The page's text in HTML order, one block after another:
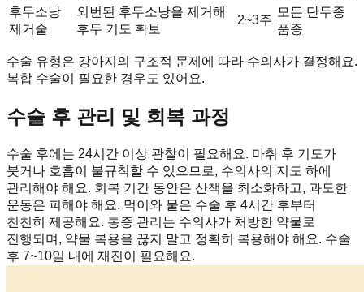
후두소낭
제거술
외번된 후두소낭을 제거해
후두 기도 확보
2~3주
모든 단두종
품종
수술 유형은 강아지의 구조적 문제에 따라 수의사가 결정해요.
복합 수술이 필요한 경우도 있어요.
수술 후 관리 및 회복 과정
수술 후에는 24시간 이상 관찰이 필요해요. 마취 후 기도가
붓거나 호흡이 불규칙할 수 있으므로, 수의사의 지도 하에
관리해야 해요. 회복 기간 동안은 산책을 최소화하고, 과도한
운동은 피해야 해요. 먹이와 물은 수술 후 4시간 후부터
천천히 제공해요. 통증 관리는 수의사가 처방한 약물로
진행되며, 약물 복용을 끊지 말고 정확히 복용해야 해요. 수술
후 7~10일 내에 재진이 필요해요.